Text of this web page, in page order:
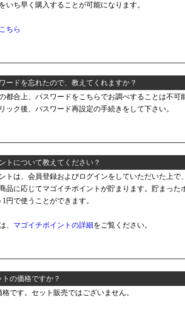
いち早く購入することが可能になります。
ちら
ードを忘れたので、教えてくれますか？
都合上、パスワードをこちらでお調べすることは不可
ック後、パスワード再設定の手続きをして下さい。
トについて教えてください？
トは、会員登録およびログインをしていただいた上で
品に応じてマゴイチポイントが貯まります。貯まった
円で使うことができます。
、 マゴイチポイントの詳細をご覧ください。
の価格ですか？
です。セット販売ではございません。